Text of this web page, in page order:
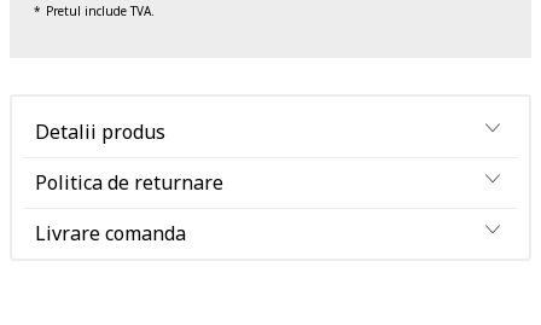
Pretul include TVA.
Detalii produs
Politica de returnare
Livrare comanda